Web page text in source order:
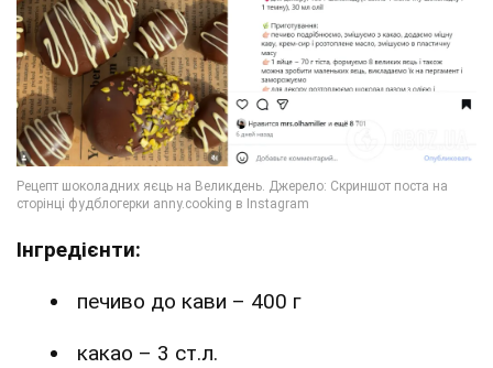
Інгредієнти:
печиво до кави – 400 г
какао – 3 ст.л.